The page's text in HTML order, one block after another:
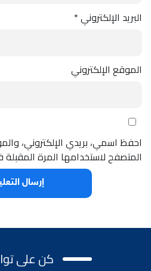
البريد الإلكتروني*
الموقع الإلكتروني
احفظ اسمي، بريدي الإلكتروني،
المتصفح لاستخدامها المرة
كن على